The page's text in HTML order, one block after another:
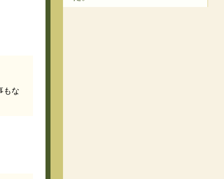
もな